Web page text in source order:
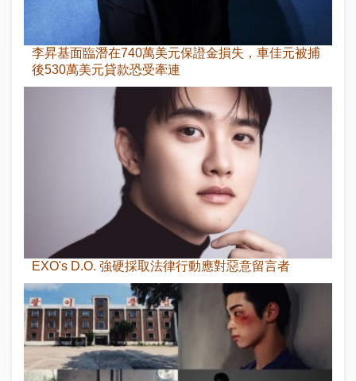
李昇基面臨潛在740萬美元保證金損失，車佳元被捕
後530萬美元貸款恐受牽連
EXO's D.O. 強硬採取法律行動應對惡意留言者